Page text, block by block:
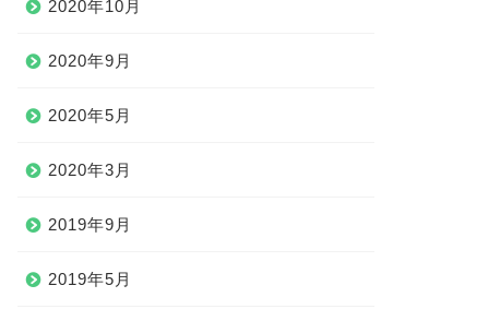
2020年10月
2020年9月
2020年5月
2020年3月
2019年9月
2019年5月